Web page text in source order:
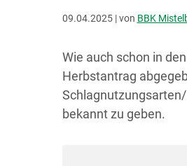
09.04.2025 | von BBK
Wie auch schon in
Herbstantrag
bekannt zu geben.